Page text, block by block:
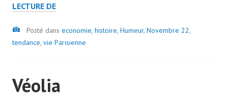
7
LECTURE DEMOLIÈRE
6
GARS,
MODE
Image
Posté dans economie, histoire, Humeur, Novembre 22,
tendance, vie Parisienne
Véolia